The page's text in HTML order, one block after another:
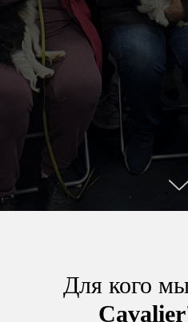
Для кого